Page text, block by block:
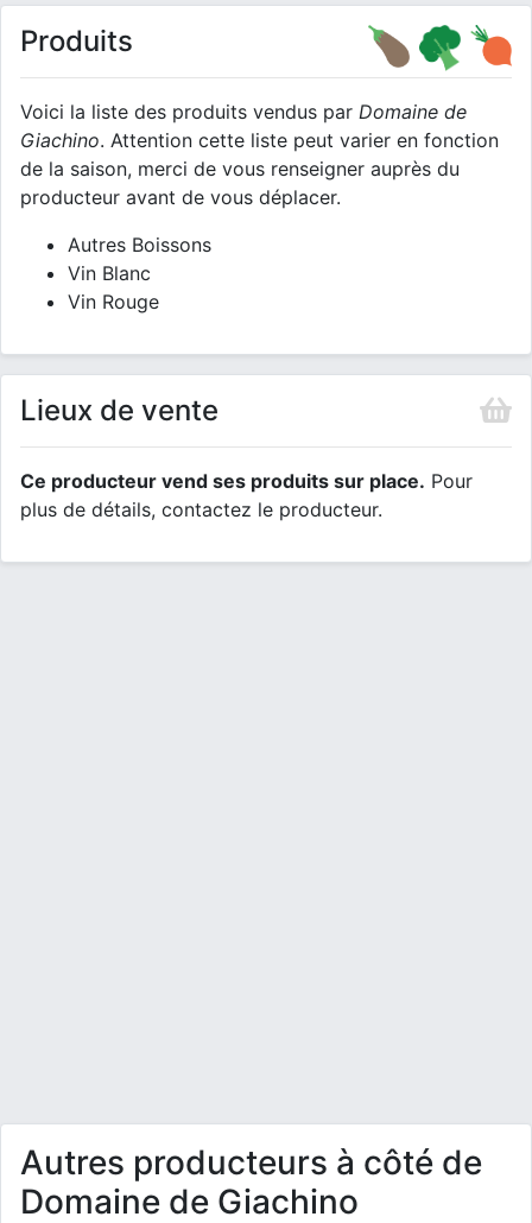
Produits
Voici la liste des produits vendus par Domaine de
Giachino. Attention cette liste peut varier en fonction
de la saison, merci de vous renseigner auprès du
producteur avant de vous déplacer.
Autres Boissons
Vin Blanc
Vin Rouge
Lieux de vente
Ce producteur vend ses produits sur place. Pour
plus de détails, contactez le producteur.
Autres producteurs à côté de
Domaine de Giachino